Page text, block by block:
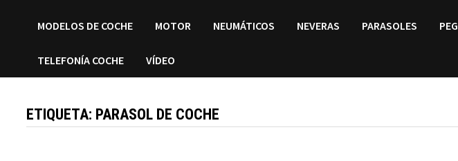
MODELOS DE COCHE MOTOR NEUMÁTICOS NEVERAS PARASOLES
TELEFONÍA COCHE VÍDEO
ETIQUETA: PARASOL DE COCHE